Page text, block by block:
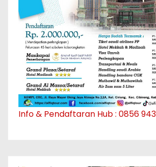
Info & Pendaftaran Hub : 0856